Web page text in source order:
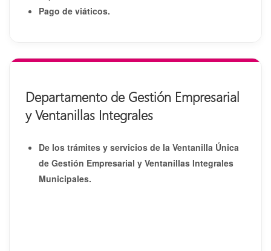
Pago de viáticos.
Departamento de Gestión Empresarial
y Ventanillas Integrales
De los trámites y servicios de la Ventanilla Única
de Gestión Empresarial y Ventanillas Integrales
Municipales.